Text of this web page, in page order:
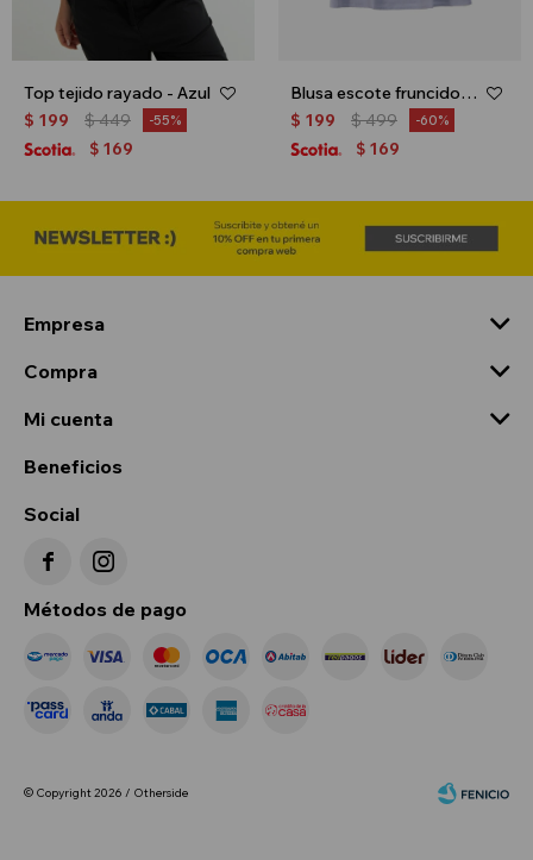
Top tejido rayado - Azul
$ 199 $449 55
$ 169
Blusa escote fruncido - Celeste
$ 199 $499 60
$ 169
Empresa
Compra
Mi cuenta
Beneficios
Social
 
Métodos de pago
© Copyright 2026 / Otherside